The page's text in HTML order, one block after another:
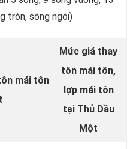
tròn, sóng ngói)
mái tôn
Mức giá thay
tôn mái tôn,
lợp mái tôn
tại Thủ Dầu
Một